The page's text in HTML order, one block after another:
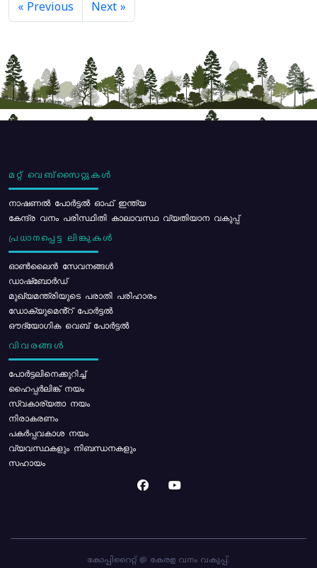
« Previous Next »
മറ്റ് വെബ്സൈറ്റുകൾ
നാഷണൽ പോർട്ടൽ ഓഫ് ഇന്ത്യ
കേന്ദ്ര വനം പരിസ്ഥിതി കാലാവസ്ഥ വ്യതിയാന വകുപ്പ്
പ്രധാനപ്പെട്ട ലിങ്കുകൾ
ഓൺലൈൻ സേവനങ്ങൾ
ഡാഷ്ബോർഡ്
മുഖ്യമന്ത്രിയുടെ പരാതി പരിഹാരം
ഡോക്യുമെൻ്റ് പോർട്ടൽ
ഔദ്യോഗിക വെബ് പോർട്ടൽ
വിവരങ്ങൾ
പോര്‍ട്ടലിനെക്കുറിച്ച്
ഹൈപ്പർലിങ്ക് നയം
സ്വകാര്യതാ നയം
നിരാകരണം
പകർപ്പവകാശ നയം
വ്യവസ്ഥകളും നിബന്ധനകളും
സഹായം
കോപ്പിറൈറ്റ് @ കേരള വനം വകുപ്പ്.